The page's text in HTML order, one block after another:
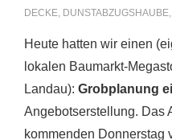
DECKE, DUNSTABZUGSHAUBE,
Heute hatten wir einen
lokalen Baumarkt-
Landau): Grobplanung
Angebotserstellung. Das
kommenden Donnerstag